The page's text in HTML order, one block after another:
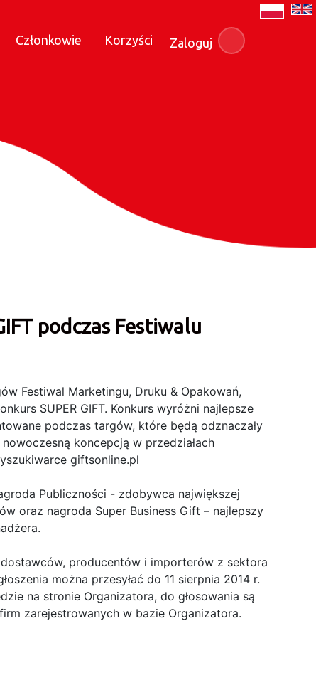
Członkowie Korzyści Zaloguj
podczas Festiwalu
Festiwal Marketingu, Druku & Opakowań,
SUPER GIFT. Konkurs wyróżni najlepsze
podczas targów, które będą odznaczały
koncepcją w przedziałach
giftsonline.pl
Publiczności - zdobywca największej
oraz nagroda Super Business Gift – najlepszy
producentów i importerów z sektora
można przesyłać do 11 sierpnia 2014 r.
na stronie Organizatora, do głosowania są
zarejestrowanych w bazie Organizatora.